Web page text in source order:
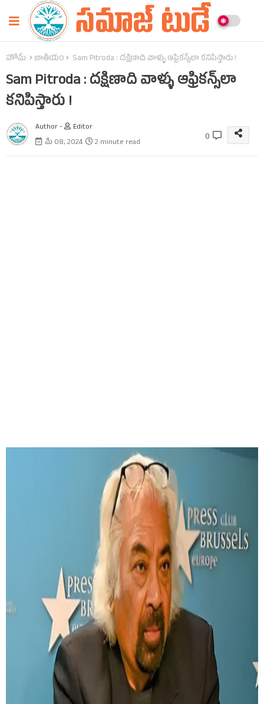
హోమ్ జాతీయం Sam Pitroda : దక్షిణాది వాళ్ళు ఆఫ్రికన్స్‌లా కనిపిస్తారు !
Sam Pitroda : దక్షిణాది వాళ్ళు ఆఫ్రికన్స్‌లా
కనిపిస్తారు !
Author -
Editor
మే 08, 2024
2 minute read 0